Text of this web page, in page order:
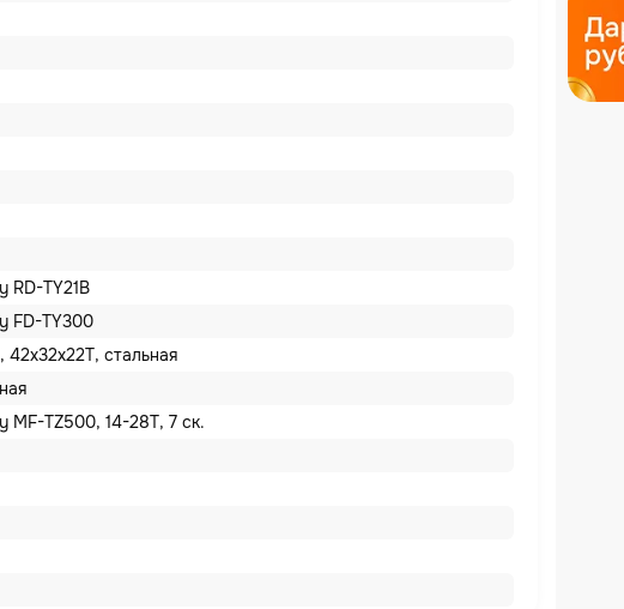
RD-TY21B
FD-TY300
42x32x22T, стальная
MF-TZ500, 14-28T, 7 ск.